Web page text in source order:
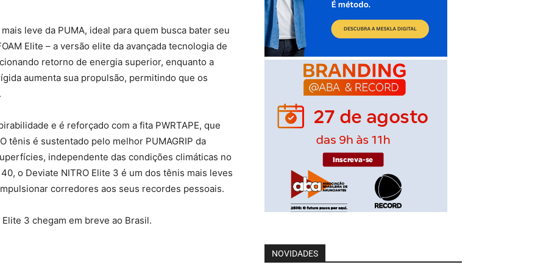
leve da PUMA, ideal para quem busca bater seu
Elite – a versão elite da avançada tecnologia de
retorno de energia superior, enquanto a
aumenta sua propulsão, permitindo que os
e é reforçado com a fita PWRTAPE, que
tênis é sustentado pelo melhor PUMAGRIP da
independente das condições climáticas no
o Deviate NITRO Elite 3 é um dos tênis mais leves
corredores aos seus recordes pessoais.
3 chegam em breve ao Brasil.
NOVIDADES